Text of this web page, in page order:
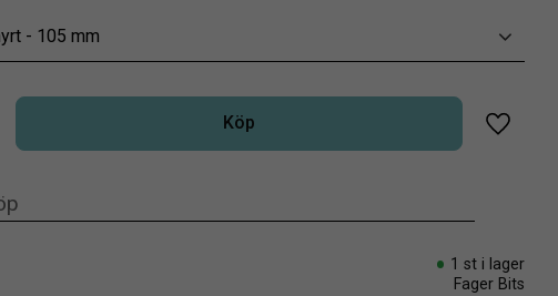
- 105 mm
Köp
Lägg
1 st i lager
Fager Bits